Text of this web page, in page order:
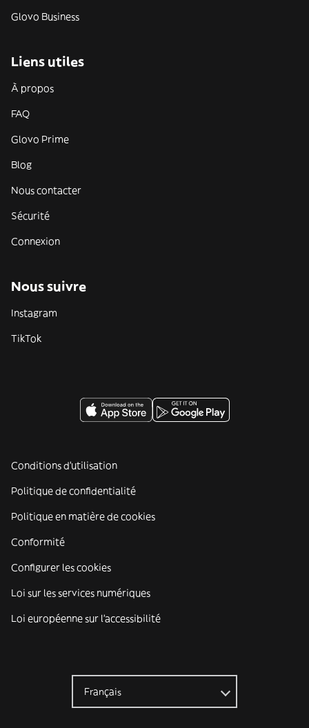
Glovo Business
Liens utiles
À propos
FAQ
Glovo Prime
Blog
Nous contacter
Sécurité
Connexion
Nous suivre
Instagram
TikTok
Conditions d'utilisation
Politique de confidentialité
Politique en matière de cookies
Conformité
Configurer les cookies
Loi sur les services numériques
Loi européenne sur l’accessibilité